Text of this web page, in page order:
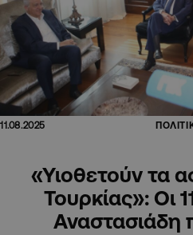
11.08.2025
«Υιοθετούν τα
Τουρκίας»: Οι
Αναστασιάδη